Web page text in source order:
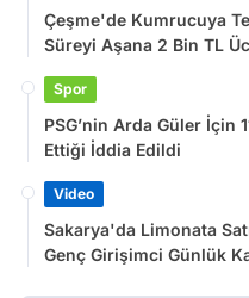
Çeşme'de Kumrucuya
Süreyi Aşana 2 Bin TL
Spor
PSG’nin Arda Güler İçin
Ettiği İddia Edildi
Video
Sakarya'da Limonata
Genç Girişimci Günlük